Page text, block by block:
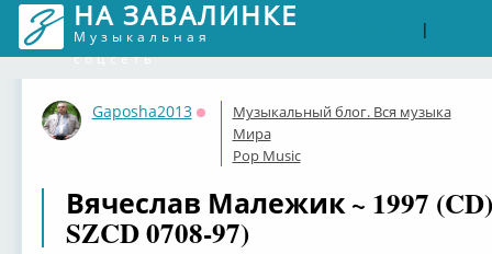
НА ЗАВАЛИНКЕ
Музыкальная
соцсеть
|
Gaposha2013
Оффлайн
Музыкальный блог. Вся музыка
Мира
Pop Music
Вячеслав Малежик ~ 1997
SZCD 0708-97)